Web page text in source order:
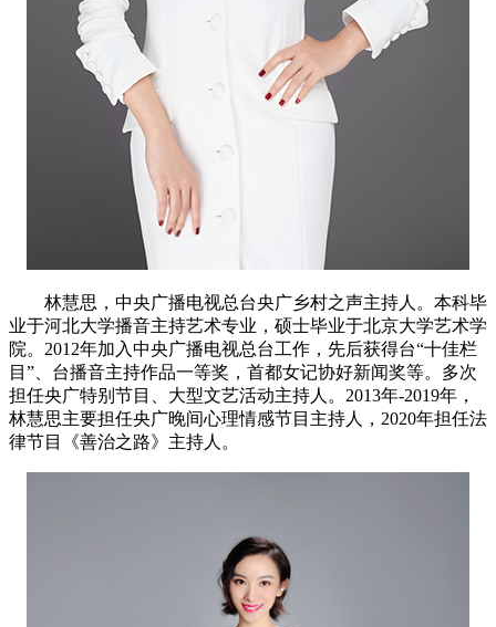
林慧思，中央广播电视总台央广乡村之声主持人。本科毕
业于河北大学播音主持艺术专业，硕士毕业于北京大学艺术学
院。2012年加入中央广播电视总台工作，先后获得台“十佳栏
目”、台播音主持作品一等奖，首都女记协好新闻奖等。多次
担任央广特别节目、大型文艺活动主持人。2013年-2019年，
林慧思主要担任央广晚间心理情感节目主持人，2020年担任法
律节目《善治之路》主持人。